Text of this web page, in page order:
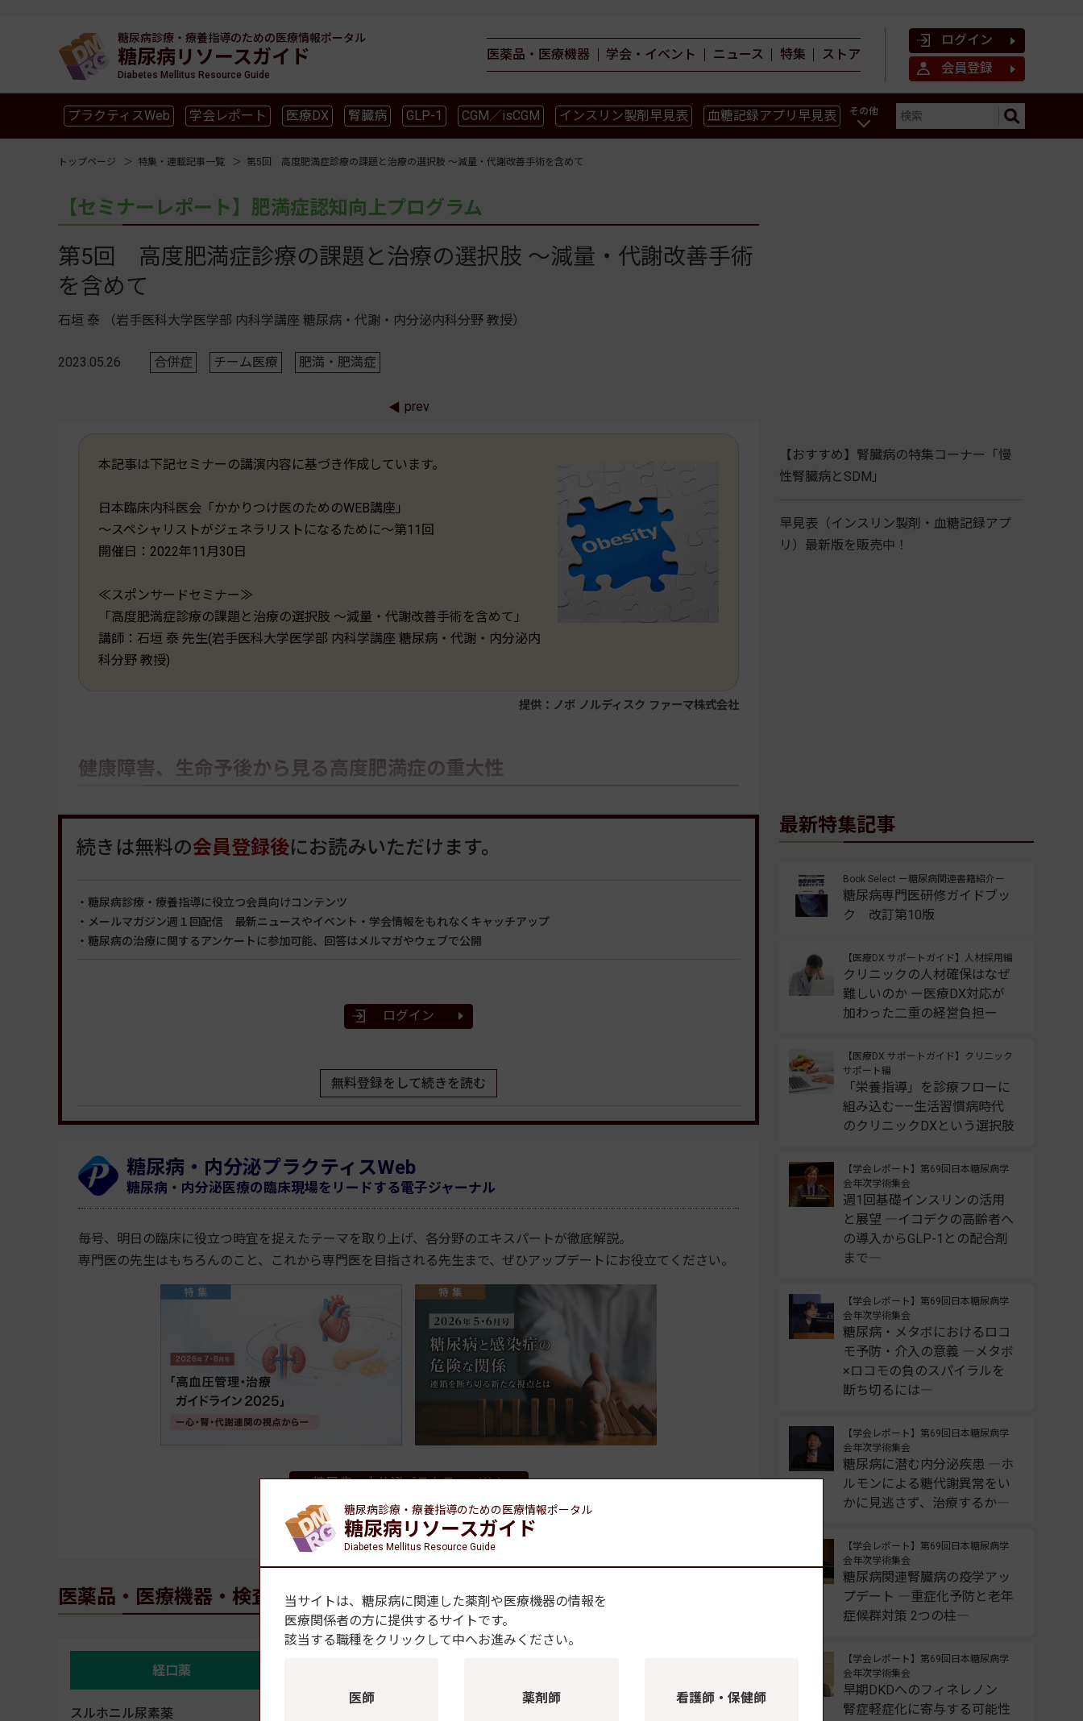
糖尿病診療・療養指導のための医療情報ポータル
糖尿病リソースガイド
Diabetes Mellitus Resource Guide
医薬品・医療機器 学会・イベント ニュース 特集 ストア
ログイン
会員登録
プラクティスWeb 学会レポート 医療DX 腎臓病 GLP-1 CGM／isCGM インスリン製剤早見表 血糖記録アプリ早見表 その他
トップページ 特集・連載記事一覧 第5回 高度肥満症診療の課題と治療の選択肢 ～減量・代謝改善手術を含めて
【セミナーレポート】肥満症認知向上プログラム
第5回 高度肥満症診療の課題と治療の選択肢 ～減量・代謝改善手術
を含めて
石垣 泰 （岩手医科大学医学部 内科学講座 糖尿病・代謝・内分泌内科分野 教授）
2023.05.26 合併症 チーム医療 肥満・肥満症
prev
本記事は下記セミナーの講演内容に基づき作成しています。
日本臨床内科医会「かかりつけ医のためのWEB講座」
〜スペシャリストがジェネラリストになるために〜第11回
開催日：2022年11月30日
≪スポンサードセミナー≫
「高度肥満症診療の課題と治療の選択肢 ～減量・代謝改善手術を含めて」
講師：石垣 泰 先生(岩手医科大学医学部 内科学講座 糖尿病・代謝・内分泌内
科分野 教授)
提供：ノボ ノルディスク ファーマ株式会社
健康障害、生命予後から見る高度肥満症の重大性
続きは無料の会員登録後にお読みいただけます。
・糖尿病診療・療養指導に役立つ会員向けコンテンツ
・メールマガジン週１回配信 最新ニュースやイベント・学会情報をもれなくキャッチアップ
・糖尿病の治療に関するアンケートに参加可能、回答はメルマガやウェブで公開
ログイン
無料登録をして続きを読む
職種
現在の勤務先
勤務先の都道府県
当サイト利用規約
糖尿病・内分泌プラクティスWeb
糖尿病・内分泌医療の臨床現場をリードする電子ジャーナル
毎号、明日の臨床に役立つ時宜を捉えたテーマを取り上げ、各分野のエキスパートが徹底解説。
専門医の先生はもちろんのこと、これから専門医を目指される先生まで、ぜひアップデートにお役立てください。
糖尿病・内分泌プラクティスWeb
ご購読方法についてはこちら
医薬品・医療機器・検査機器
経口薬
スルホニル尿素薬
【おすすめ】腎臓病の特集コーナー「慢
性腎臓病とSDM」
早見表（インスリン製剤・血糖記録アプ
リ）最新版を販売中！
最新特集記事
糖尿病専門医研修ガイドブッ
ク 改訂第10版
Book Select ー糖尿病関連書籍紹介ー
クリニックの人材確保はなぜ
難しいのか ー医療DX対応が
加わった二重の経営負担ー
【医療DX サポートガイド】人材採用編
「栄養指導」を診療フローに
組み込む——生活習慣病時代
のクリニックDXという選択肢
【医療DX サポートガイド】クリニック
サポート編
週1回基礎インスリンの活用
と展望 ―イコデクの高齢者へ
の導入からGLP-1との配合剤
まで―
【学会レポート】第69回日本糖尿病学
会年次学術集会
糖尿病・メタボにおけるロコ
モ予防・介入の意義 ―メタボ
×ロコモの負のスパイラルを
断ち切るには―
【学会レポート】第69回日本糖尿病学
会年次学術集会
糖尿病に潜む内分泌疾患 ―ホ
ルモンによる糖代謝異常をい
かに見逃さず、治療するか―
【学会レポート】第69回日本糖尿病学
会年次学術集会
糖尿病関連腎臓病の疫学アッ
プデート ―重症化予防と老年
症候群対策 2つの柱―
【学会レポート】第69回日本糖尿病学
会年次学術集会
早期DKDへのフィネレノン
腎症軽症化に寄与する可能性
【学会レポート】第69回日本糖尿病学
会年次学術集会
糖尿病診療・療養指導のための医療情報ポータル
糖尿病リソースガイド
Diabetes Mellitus Resource Guide
当サイトは、糖尿病に関連した薬剤や医療機器の情報を
医療関係者の方に提供するサイトです。
該当する職種をクリックして中へお進みください。
医師 薬剤師 看護師・保健師